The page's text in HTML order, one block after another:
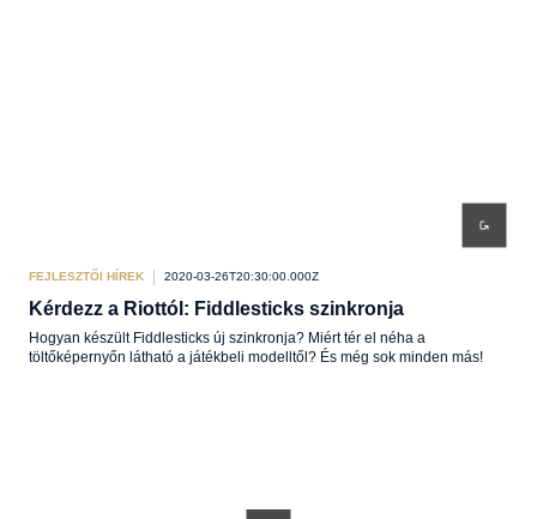
FEJLESZTŐI HÍREK 2020-03-26T20:30:00.000Z
Kérdezz a Riottól: Fiddlesticks szinkronja
Hogyan készült Fiddlesticks új szinkronja? Miért tér el néha a
töltőképernyőn látható a játékbeli modelltől? És még sok minden más!